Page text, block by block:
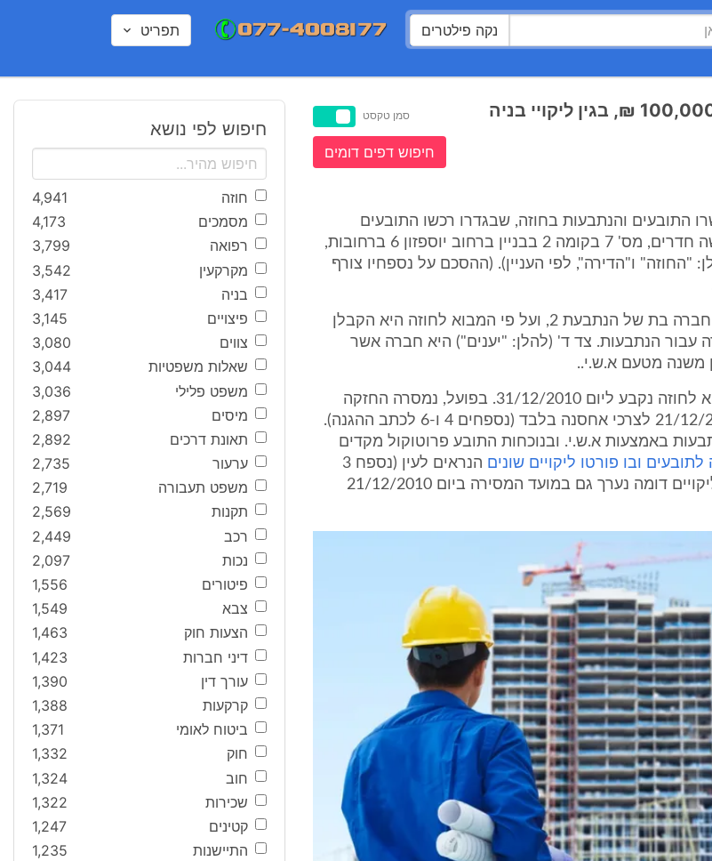
נקה פילטרים תפריט
סמן טקסט
חיפוש דפים דומים
10/1/2010 התקשרו התובעים והנתבעות בחוזה, שבגדרו רכשו התובעים
מהנתבעות דירה בת חמישה חדרים, מס' 7 בקומה 2 בבניין ברחוב יוספזון 6 ברחובות,
₪. (להלן: "החוזה" ו"הדירה", לפי העניין). (ההסכם על נספחיו צורף
צד ג' (להלן: "א.ש.י."), היא חברה בת של הנתבעת 2, ועל פי המבוא לחוזה היא הקבלן
עבור הנתבעות. צד ד' (להלן: "יענים") היא חברה אשר
משנה מטעם א.ש.י..
מועד המסירה על פי המבוא לחוזה נקבע ליום 31/12/2010. בפועל, נמסרה החזקה
בדירה לתובעים ביום 21/12/2010 לצרכי אחסנה בלבד (נספחים 4 ו-6 לכתב ההגנה).
ובו פורטו ליקויים שונים
הנראים לעין (נספח 3
לכתב ההגנה). פרוטוקול ליקויים דומה נערך גם במועד המסירה ביום 21/12/2010
חיפוש לפי נושא
חוזה
4,941
מסמכים
4,173
רפואה
3,799
מקרקעין
3,542
בניה
3,417
פיצויים
3,145
צווים
3,080
שאלות משפטיות
3,044
משפט פלילי
3,036
מיסים
2,897
תאונת דרכים
2,892
ערעור
2,735
משפט תעבורה
2,719
תקנות
2,569
רכב
2,449
נכות
2,097
פיטורים
1,556
צבא
1,549
הצעות חוק
1,463
דיני חברות
1,423
עורך דין
1,390
קרקעות
1,388
ביטוח לאומי
1,371
חוק
1,332
חוב
1,324
שכירות
1,322
קטינים
1,247
התיישנות
1,235